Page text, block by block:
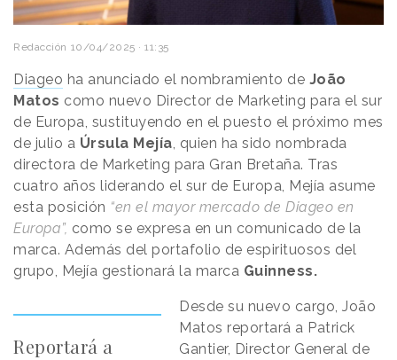
Redacción 10/04/2025 · 11:35
Diageo ha anunciado el nombramiento de João
Matos como nuevo Director de Marketing para el sur
de Europa, sustituyendo en el puesto el próximo mes
de julio a Úrsula Mejía, quien ha sido nombrada
directora de Marketing para Gran Bretaña. Tras
cuatro años liderando el sur de Europa, Mejía asume
esta posición “en el mayor mercado de Diageo en
Europa”, como se expresa en un comunicado de la
marca. Además del portafolio de espirituosos del
grupo, Mejía gestionará la marca Guinness.
Reportará a
Desde su nuevo cargo, João
Matos reportará a Patrick
Gantier, Director General de